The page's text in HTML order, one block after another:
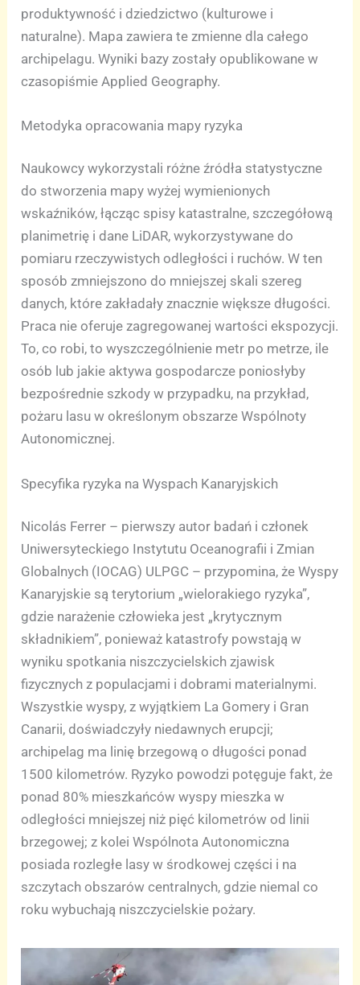
produktywność i dziedzictwo (kulturowe i
naturalne). Mapa zawiera te zmienne dla całego
archipelagu. Wyniki bazy zostały opublikowane w
czasopiśmie Applied Geography.
Metodyka opracowania mapy ryzyka
Naukowcy wykorzystali różne źródła statystyczne
do stworzenia mapy wyżej wymienionych
wskaźników, łącząc spisy katastralne, szczegółową
planimetrię i dane LiDAR, wykorzystywane do
pomiaru rzeczywistych odległości i ruchów. W ten
sposób zmniejszono do mniejszej skali szereg
danych, które zakładały znacznie większe długości.
Praca nie oferuje zagregowanej wartości ekspozycji.
To, co robi, to wyszczególnienie metr po metrze, ile
osób lub jakie aktywa gospodarcze poniosłyby
bezpośrednie szkody w przypadku, na przykład,
pożaru lasu w określonym obszarze Wspólnoty
Autonomicznej.
Specyfika ryzyka na Wyspach Kanaryjskich
Nicolás Ferrer – pierwszy autor badań i członek
Uniwersyteckiego Instytutu Oceanografii i Zmian
Globalnych (IOCAG) ULPGC – przypomina, że Wyspy
Kanaryjskie są terytorium „wielorakiego ryzyka”,
gdzie narażenie człowieka jest „krytycznym
składnikiem”, ponieważ katastrofy powstają w
wyniku spotkania niszczycielskich zjawisk
fizycznych z populacjami i dobrami materialnymi.
Wszystkie wyspy, z wyjątkiem La Gomery i Gran
Canarii, doświadczyły niedawnych erupcji;
archipelag ma linię brzegową o długości ponad
1500 kilometrów. Ryzyko powodzi potęguje fakt, że
ponad 80% mieszkańców wyspy mieszka w
odległości mniejszej niż pięć kilometrów od linii
brzegowej; z kolei Wspólnota Autonomiczna
posiada rozległe lasy w środkowej części i na
szczytach obszarów centralnych, gdzie niemal co
roku wybuchają niszczycielskie pożary.